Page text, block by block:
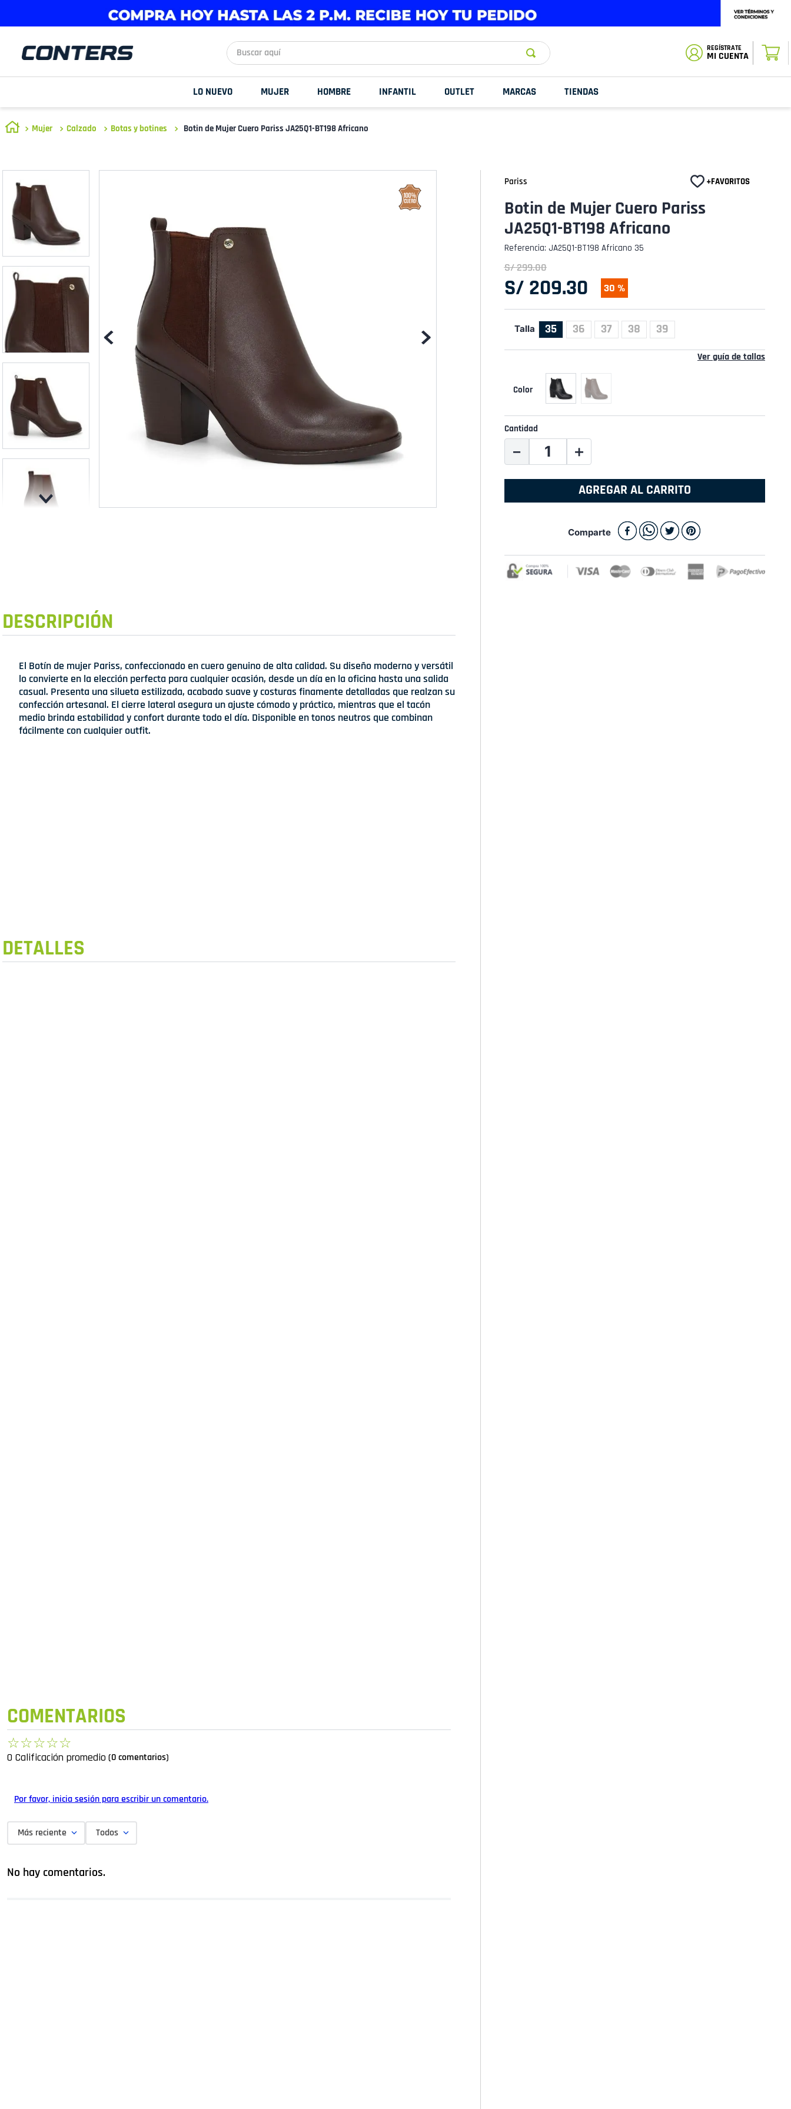
Buscar aquí
MI CUENTA
LO NUEVO MUJER HOMBRE INFANTIL OUTLET MARCAS TIENDAS
Mujer Calzado Botas y botines Botin de Mujer Cuero Pariss JA25Q1-BT198 Africano
DESCRIPCIÓN
El Botín de mujer Pariss, confeccionado en cuero genuino de alta calidad. Su diseño moderno y versátil
lo convierte en la elección perfecta para cualquier ocasión, desde un día en la oficina hasta una salida
casual. Presenta una silueta estilizada, acabado suave y costuras finamente detalladas que realzan su
confección artesanal. El cierre lateral asegura un ajuste cómodo y práctico, mientras que el tacón
medio brinda estabilidad y confort durante todo el día. Disponible en tonos neutros que combinan
fácilmente con cualquier outfit.
DETALLES
COMENTARIOS
☆☆☆☆☆
0 Calificación promedio (0 comentarios)
Por favor, inicia sesión para escribir un comentario.
Más reciente Todos
No hay comentarios.
Pariss
Botin de Mujer Cuero Pariss
JA25Q1-BT198 Africano
Referencia: JA25Q1-BT198 Africano 35
S/299.00
S/ 209.30 30 %
Talla 35 36 37 38 39
Ver guía de tallas
Cantidad
＋
－
AGREGAR AL CARRITO
Comparte